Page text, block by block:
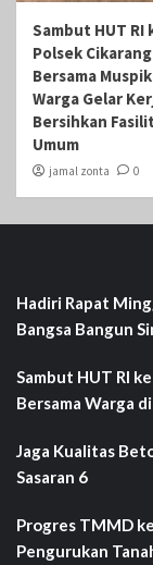
Sambut HUT RI
Polsek
Bersama
Warga Gelar
Bersihkan
Umum
jamal zonta 0
Hadiri Rapat
Bangsa Bangun
Sambut HUT RI
Bersama Warga
Jaga Kualitas
Sasaran 6
Progres TMMD
Pengurukan